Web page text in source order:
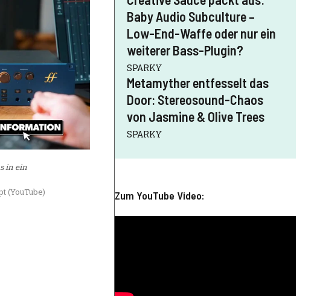
in ein
(YouTube)
Baby Audio Subculture –
Low-End-Waffe oder nur ein
weiterer Bass-Plugin?
SPARKY
Metamyther entfesselt das
Door: Stereosound-Chaos
von Jasmine & Olive Trees
SPARKY
Zum YouTube Video: